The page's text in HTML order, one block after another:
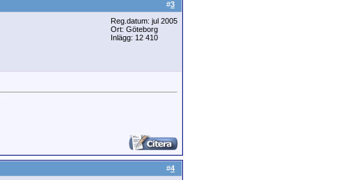
#3
Reg.datum: jul 2005
Ort: Göteborg
Inlägg: 12 410
#4